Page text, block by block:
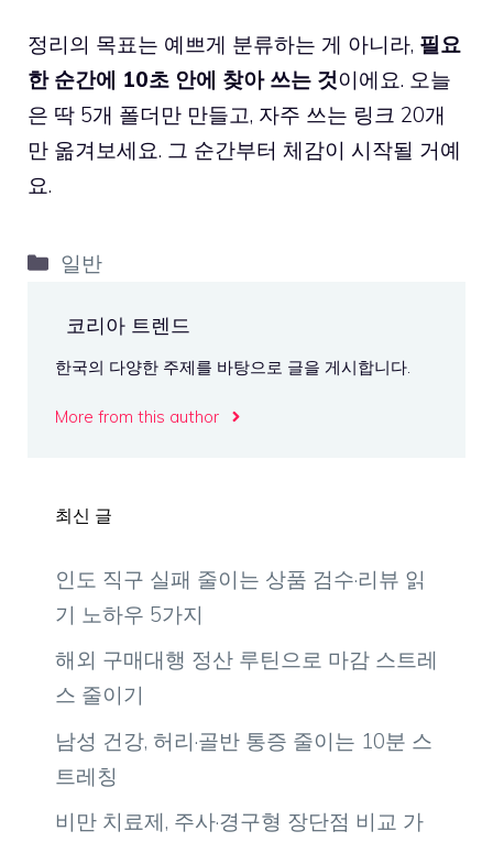
정리의 목표는 예쁘게 분류하는 게 아니라, 필요
한 순간에 10초 안에 찾아 쓰는 것이에요. 오늘
은 딱 5개 폴더만 만들고, 자주 쓰는 링크 20개
만 옮겨보세요. 그 순간부터 체감이 시작될 거예
요.
카
고
일반
코리아 트렌드
한국의 다양한 주제를 바탕으로 글을 게시합니다.
More from this author
최신 글
인도 직구 실패 줄이는 상품 검수·리뷰 읽
기 노하우 5가지
해외 구매대행 정산 루틴으로 마감 스트레
스 줄이기
남성 건강, 허리·골반 통증 줄이는 10분 스
트레칭
비만 치료제, 주사·경구형 장단점 비교 가